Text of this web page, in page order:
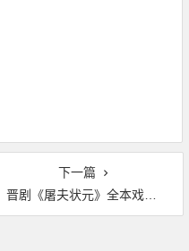
下一篇
晋剧《屠夫状元》全本戏MP3下载